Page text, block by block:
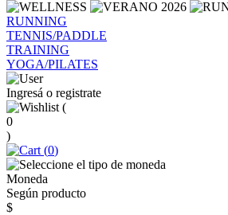
RUNNING
TENNIS/PADDLE
TRAINING
YOGA/PILATES
Ingresá o registrate
(
0
)
(0)
Moneda
Según producto
$